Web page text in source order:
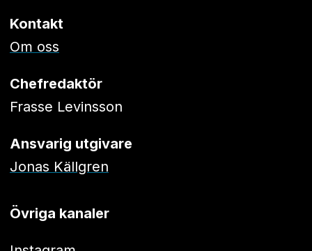
Kontakt
Om oss
Chefredaktör
Frasse Levinsson
Ansvarig utgivare
Jonas Källgren
Övriga kanaler